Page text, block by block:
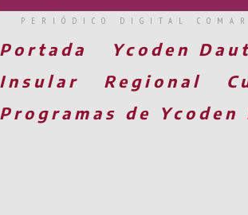
PERIÓDICO DIGITAL
Portada Ycoden
Insular
Regional
Programas de Ycoden